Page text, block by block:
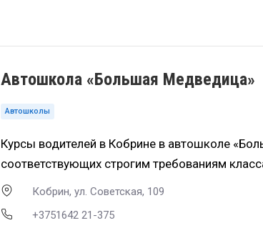
Автошкола «Большая Медведица»
Автошколы
Курсы водителей в Кобрине в автошколе
соответствующих строгим требованиям
Кобрин, ул. Советская, 109
+3751642 21-375